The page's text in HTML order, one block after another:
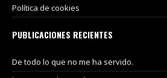
Política de cookies
PUBLICACIONES RECIENTES
De todo lo que no me ha servido.